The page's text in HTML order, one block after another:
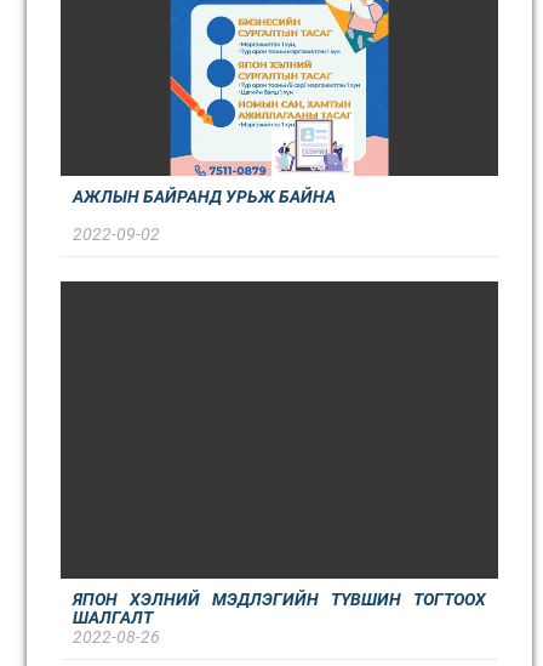
АЖЛЫН БАЙРАНД УРЬЖ БАЙНА
2022-09-02
ЯПОН ХЭЛНИЙ МЭДЛЭГИЙН ТҮВШИН ТОГТООХ
ШАЛГАЛТ
2022-08-26